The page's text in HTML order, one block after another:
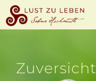
Zuversicht